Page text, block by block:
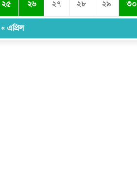
২৫ ২৬ ২৭ ২৮ ২৯ ৩০
« এপ্রিল